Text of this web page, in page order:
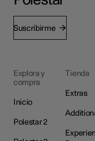
Suscribirme
Explora y
compra
Inicio
Polestar 2
Tienda
Extras